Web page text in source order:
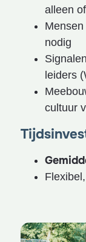
alleen
nodig
leiders
cultuur